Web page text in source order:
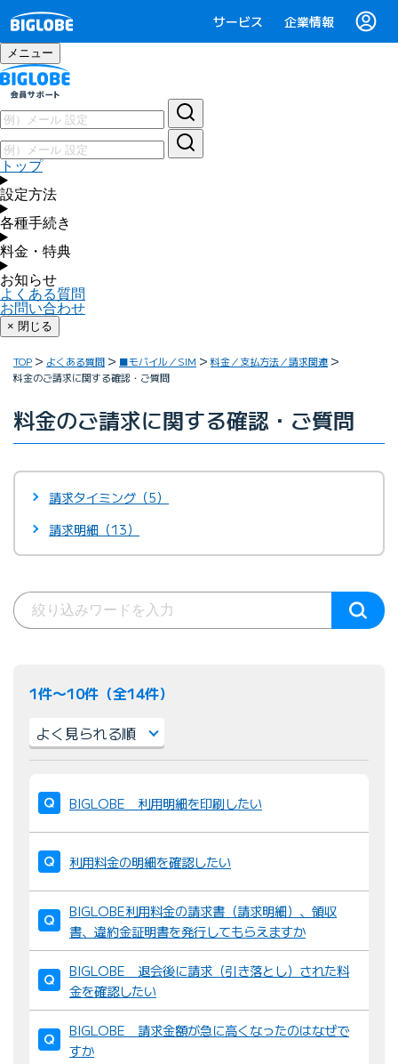
サービス 企業情報
メニュー
トップ
設定方法
各種手続き
料金・特典
お知らせ
よくある質問
お問い合わせ
× 閉じる
TOP よくある質問 ■モバイル／SIM
料金／支払方法／請求関連
料金のご請求に関する確認・ご質問
料金のご請求に関する確認・ご質問
請求タイミング（5）
請求明細（13）
1件〜10件（全14件）
び
替
え
：
BIGLOBE 利用明細を印刷したい
利用料金の明細を確認したい
BIGLOBE利用料金の請求書（請求明細）、領収
書、違約金証明書を発行してもらえますか
BIGLOBE 退会後に請求（引き落とし）された料
金を確認したい
BIGLOBE 請求金額が急に高くなったのはなぜで
すか